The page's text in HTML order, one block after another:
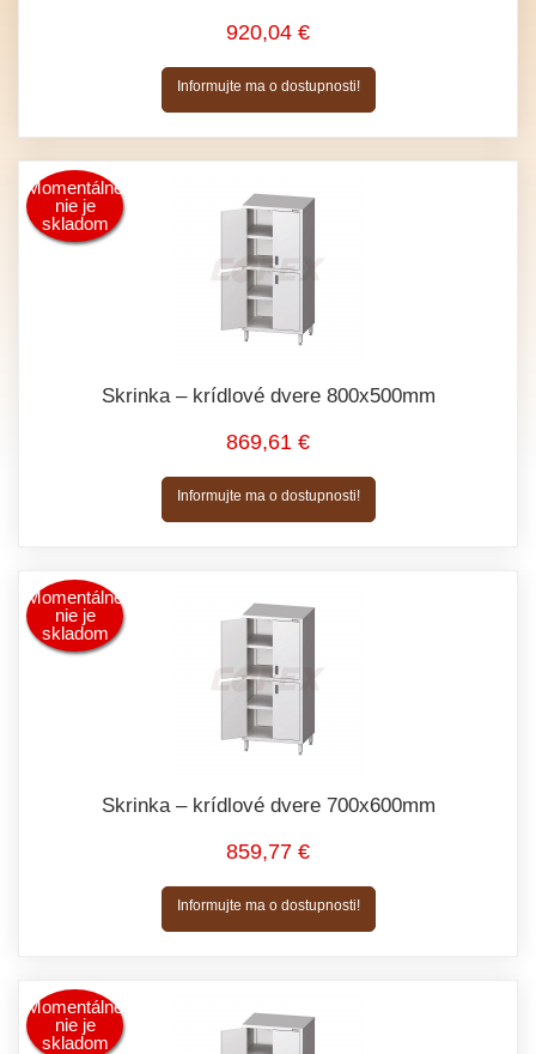
920,04 €
Informujte ma o dostupnosti!
Momentálne
nie je
skladom
Skrinka – krídlové dvere 800x500mm
869,61 €
Informujte ma o dostupnosti!
Momentálne
nie je
skladom
Skrinka – krídlové dvere 700x600mm
859,77 €
Informujte ma o dostupnosti!
Momentálne
nie je
skladom